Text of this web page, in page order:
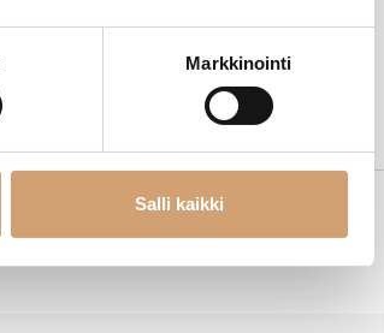
Markkinointi
Salli kaikki